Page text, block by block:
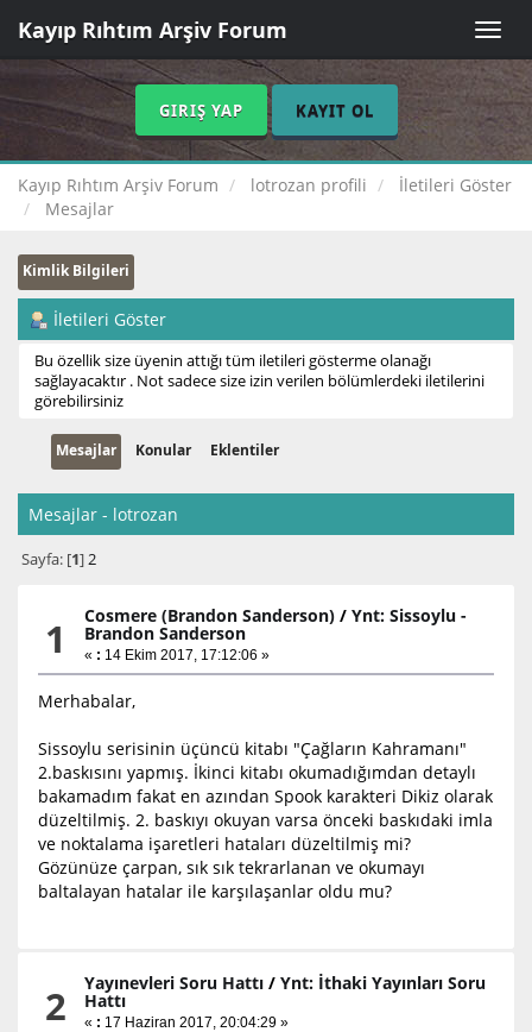
Toggle
Kayıp Rıhtım Arşiv Forum
GIRIŞ YAP KAYIT OL
Kayıp Rıhtım Arşiv Forum lotrozan profili
İletileri Göster
Mesajlar
Kimlik Bilgileri
İletileri Göster
Bu özellik size üyenin attığı tüm iletileri gösterme olanağı
sağlayacaktır . Not sadece size izin verilen bölümlerdeki iletilerini
görebilirsiniz
Mesajlar Konular Eklentiler
Mesajlar - lotrozan
Sayfa: [1]2
1 Cosmere (Brandon Sanderson) /Ynt: Sissoylu -
Brandon Sanderson
« : 14 Ekim 2017, 17:12:06 »
Merhabalar,
Sissoylu serisinin üçüncü kitabı "Çağların Kahramanı"
2.baskısını yapmış. İkinci kitabı okumadığımdan detaylı
bakamadım fakat en azından Spook karakteri Dikiz olarak
düzeltilmiş. 2. baskıyı okuyan varsa önceki baskıdaki imla
ve noktalama işaretleri hataları düzeltilmiş mi?
Gözünüze çarpan, sık sık tekrarlanan ve okumayı
baltalayan hatalar ile karşılaşanlar oldu mu?
2 Yayınevleri Soru Hattı /Ynt: İthaki Yayınları Soru
Hattı
« : 17 Haziran 2017, 20:04:29 »